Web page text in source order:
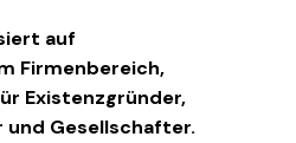
auf
Firmenbereich,
Existenzgründer,
Gesellschafter.